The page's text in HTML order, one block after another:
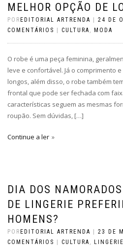
MELHOR OPÇÃO DE
POREDITORIAL ARTRENDA | 24 DE
COMENTÁRIOS | CULTURA MODA
O robe é uma peça feminina,
leve e confortável. Já o comprimento
longos, além disso, o robe também
frontal que pode ser fechada com
características seguem as mesmas
roupão. Sem dúvidas, […]
Continue a ler
DIA DOS
DE LINGERIE
HOMENS?
POREDITORIAL ARTRENDA | 23 DE
COMENTÁRIOS | CULTURA LINGERIE